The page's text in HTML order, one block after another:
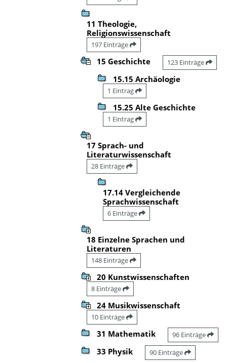
11 Theologie,
Religionswissenschaft
197 Einträge
15 Geschichte 123 Einträge
15.15 Archäologie
1 Eintrag
15.25 Alte Geschichte
1 Eintrag
17 Sprach- und
Literaturwissenschaft
28 Einträge
17.14 Vergleichende
Sprachwissenschaft
6 Einträge
18 Einzelne Sprachen und
Literaturen
148 Einträge
20 Kunstwissenschaften
8 Einträge
24 Musikwissenschaft
10 Einträge
31 Mathematik 96 Einträge
33 Physik 90 Einträge